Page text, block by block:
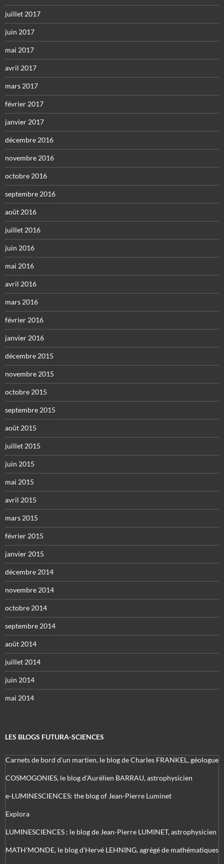
juillet 2017
juin 2017
mai 2017
avril 2017
mars 2017
février 2017
janvier 2017
décembre 2016
novembre 2016
octobre 2016
septembre 2016
août 2016
juillet 2016
juin 2016
mai 2016
avril 2016
mars 2016
février 2016
janvier 2016
décembre 2015
novembre 2015
octobre 2015
septembre 2015
août 2015
juillet 2015
juin 2015
mai 2015
avril 2015
mars 2015
février 2015
janvier 2015
décembre 2014
novembre 2014
octobre 2014
septembre 2014
août 2014
juillet 2014
juin 2014
mai 2014
LES BLOGS FUTURA-SCIENCES
Carnets de bord d’un martien, le blog de Charles FRANKEL, géologue
COSMOGONIES, le blog d'Aurélien BARRAU, astrophysicien
e-LUMINESCIENCES: the blog of Jean-Pierre Luminet
Explora
LUMINESCIENCES : le blog de Jean-Pierre LUMINET, astrophysicien
MATH'MONDE, le blog d'Hervé LEHNING, agrégé de mathématiques